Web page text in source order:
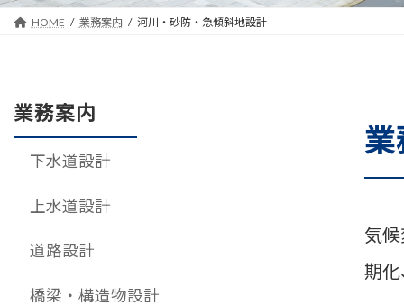
HOME 業務案内 河川・砂防・急傾斜地設計
業
気
期
業務案内
下水道設計
上水道設計
道路設計
橋梁・構造物設計